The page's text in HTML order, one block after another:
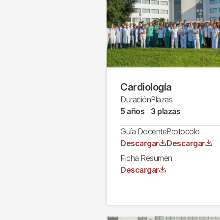
Cardiología
Duración
5 años
Plazas
3 plazas
Guía Docente
Archivo
Descargar
Protocolo
Archivo
Descargar
Ficha Resumen
Archivo
Descargar